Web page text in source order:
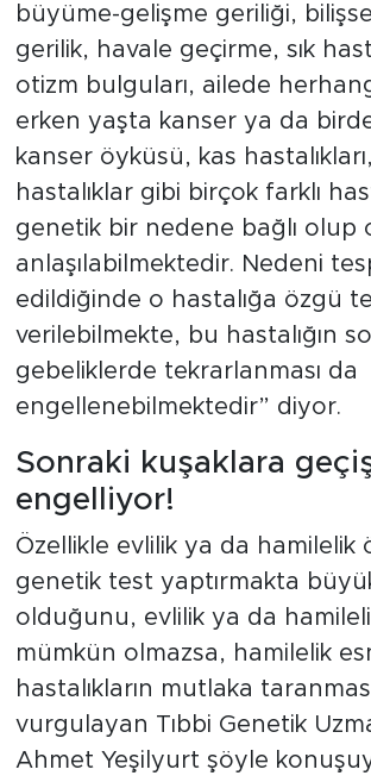
büyüme-gelişme geriliği,
gerilik, havale geçirme, sık
otizm bulguları, ailede
erken yaşta kanser ya da
kanser öyküsü, kas
hastalıklar gibi birçok farklı
genetik bir nedene bağlı olup
anlaşılabilmektedir. Nedeni
edildiğinde o hastalığa özgü
verilebilmekte, bu hastalığın
gebeliklerde tekrarlanması da
engellenebilmektedir” diyor.
Sonraki kuşaklara
engelliyor!
Özellikle evlilik ya da hamilelik
genetik test yaptırmakta
olduğunu, evlilik ya da
mümkün olmazsa, hamilelik
hastalıkların mutlaka
vurgulayan Tıbbi Genetik
Ahmet Yeşilyurt şöyle